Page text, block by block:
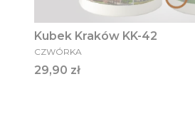
Kubek Kraków KK-42
PRODUCENT
CZWÓRKA
Cena
29,90 zł